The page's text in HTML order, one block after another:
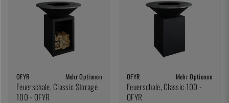
OFYR Mehr Optionen
Feuerschale, Classic Storage
100 - OFYR
OFYR Mehr Optionen
Feuerschale, Classic 100 -
OFYR